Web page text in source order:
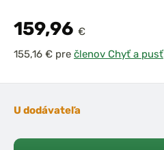
159,96 €
pre členov Chyť a pusť
U dodávateľa